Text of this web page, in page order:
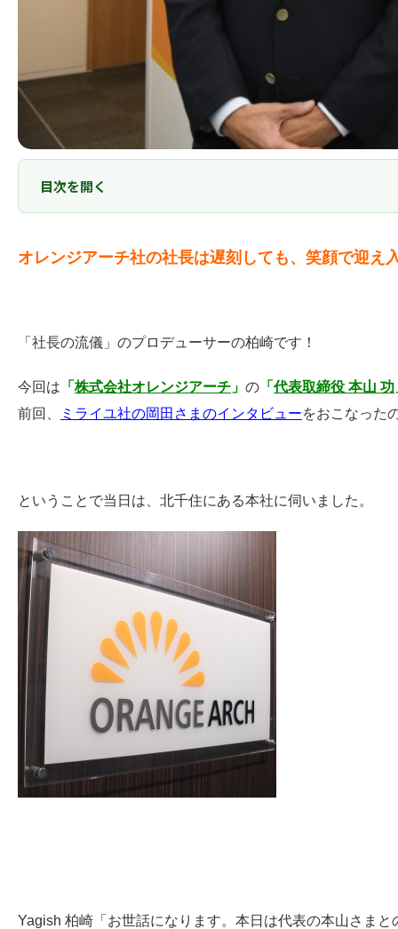
目次を開く
オレンジアーチ社の社長は遅刻しても、笑顔で迎え
「社長の流儀」のプロデューサーの柏崎です！
今回 は 「 株式会社オレンジアーチ 」 の 「代表取締役 本山 功
前回、
ミライユ社の岡田さまのインタビューをおこなった
ということで当日は、北千住にある本社に伺いました。
Yagish 柏崎「お世話になります。本日は代表の本山さま